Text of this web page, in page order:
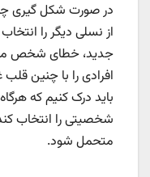
در صورت شکل گیری
از نسلی دیگر را
جدید، خطای شخص
افرادی را با چنین
باید درک کنیم که
شخصیتی را انتخاب
متحمل شود.